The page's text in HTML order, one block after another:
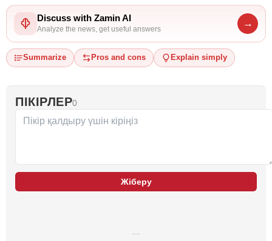
Discuss with Zamin AI
Analyze the news, get useful answers
→
Summarize Pros and cons Explain simply
ПІКІРЛЕР0
Жіберу